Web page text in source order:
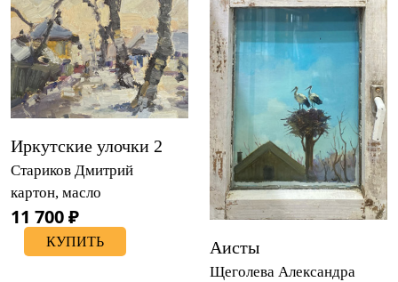
Иркутские улочки 2
Стариков Дмитрий
картон, масло
11 700 ₽
КУПИТЬ Аисты
Щеголева Александра